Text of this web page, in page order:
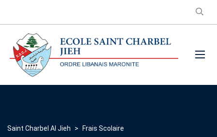
Saint Charbel Al Jieh > Frais Scolaire